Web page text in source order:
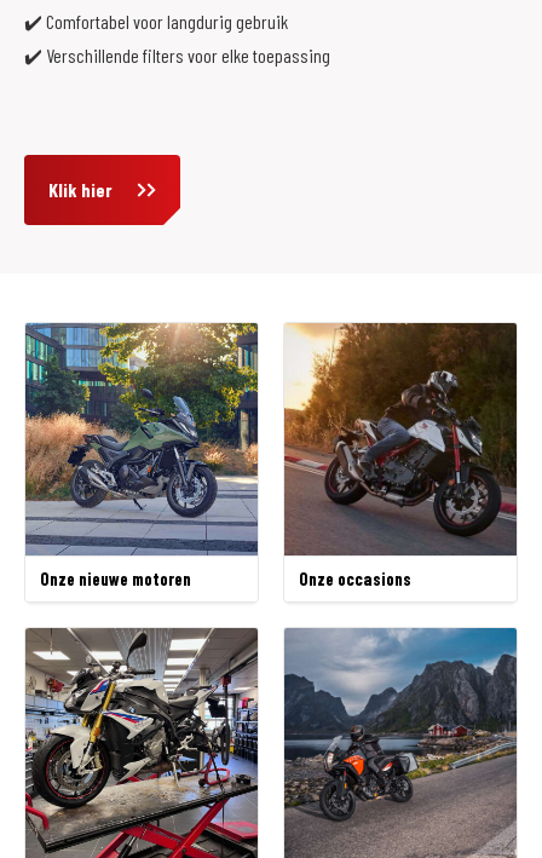
✔️ Comfortabel voor langdurig gebruik
✔️ Verschillende filters voor elke toepassing
Klik hier
Onze nieuwe motoren Onze occasions